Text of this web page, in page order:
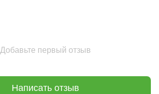
Добавьте первый отзыв
Написать отзыв